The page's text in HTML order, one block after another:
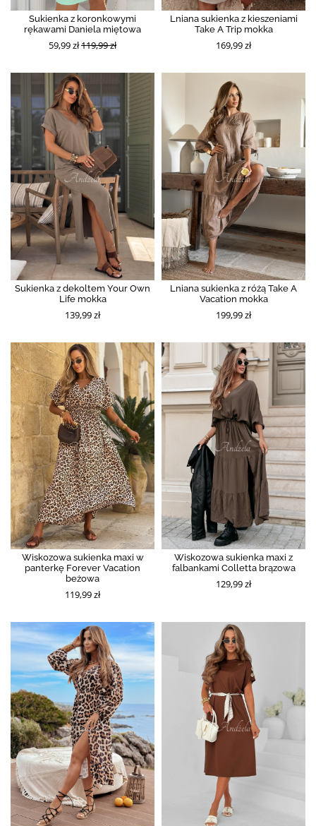
Sukienka z koronkowymi
rękawami Daniela miętowa
59,99 zł119,99 zł
Lniana sukienka z kieszeniami
Take A Trip mokka
169,99 zł
Sukienka z dekoltem Your Own
Life mokka
139,99 zł
Lniana sukienka z różą Take A
Vacation mokka
199,99 zł
Wiskozowa sukienka maxi w
panterkę Forever Vacation
beżowa
119,99 zł
Wiskozowa sukienka maxi z
falbankami Colletta brązowa
129,99 zł